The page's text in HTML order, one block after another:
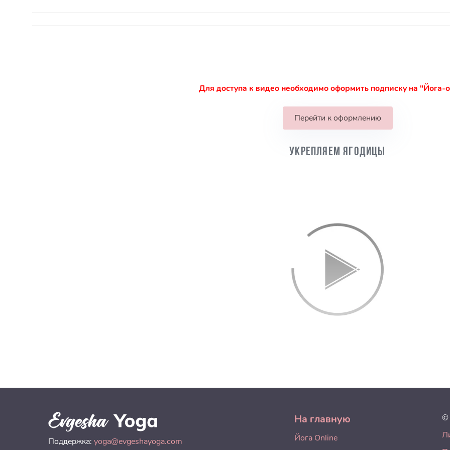
Для доступа к видео необходимо оформить подписку на "Йога-
Перейти к оформлению
Укрепляем ягодицы
Поддержка: yoga@evgeshayoga.com
На главную
Йога Online
©